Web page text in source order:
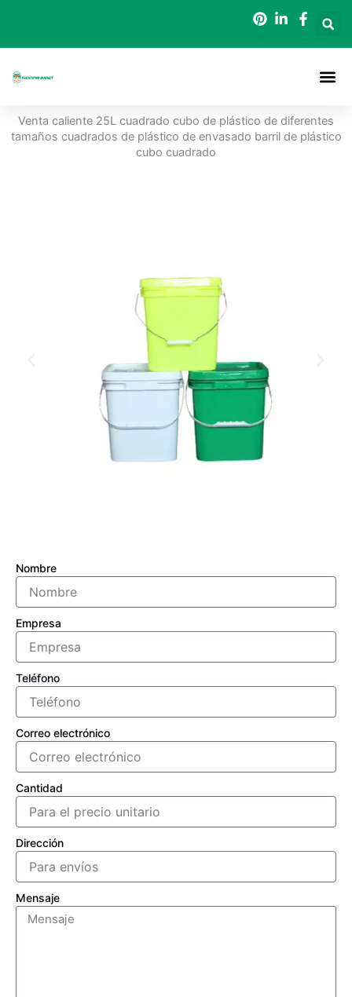
contenido
Venta caliente 25L cuadrado cubo de plástico de diferentes
tamaños cuadrados de plástico de envasado barril de plástico
cubo cuadrado
Nombre
Empresa
Teléfono
Correo electrónico
Cantidad
Dirección
Mensaje